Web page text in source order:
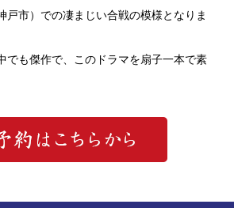
戸市）での凄まじい合戦の模様となりま
でも傑作で、このドラマを扇子一本で素